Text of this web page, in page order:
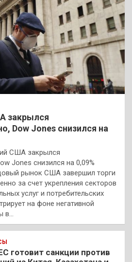
закрылся
Dow Jones снизился на
США закрылся
Jones снизился на 0,09%
рынок США завершил торги
за счет укрепления секторов
услуг и потребительских
на фоне негативной
в…
готовит санкции против